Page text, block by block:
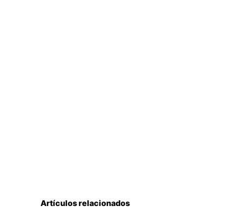
Artículos relacionados